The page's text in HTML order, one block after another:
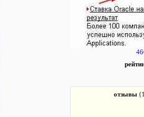
отзывы